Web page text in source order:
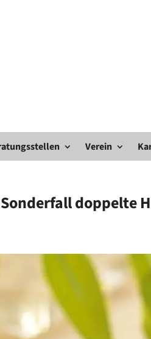
Verein
doppelte